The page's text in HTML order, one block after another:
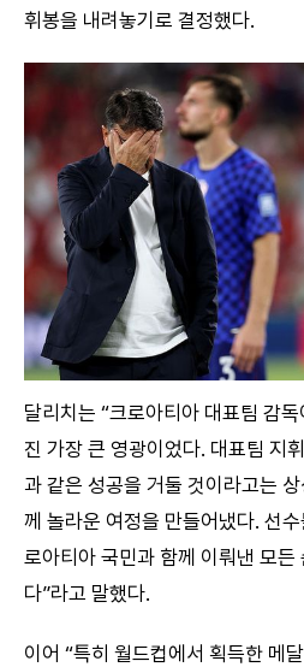
휘봉을 내려놓기로 결정했다.
달리치는 “크로아티아 대표팀 감
진 가장 큰 영광이었다. 대표팀 지
과 같은 성공을 거둘 것이라고는
께 놀라운 여정을 만들어냈다. 선
로아티아 국민과 함께 이뤄낸 모든
다”라고 말했다.
이어 “특히 월드컵에서 획득한 메